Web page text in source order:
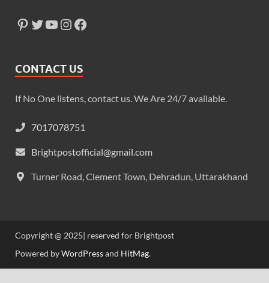
CONTACT US
If No One listens, contact us. We Are 24/7 available.
7017078751
Brightpostofficial@gmail.com
Turner Road, Clement Town, Dehradun, Uttarakhand
Copyright @ 2025| reserved for Brightpost
Powered byWordPressand HitMag.